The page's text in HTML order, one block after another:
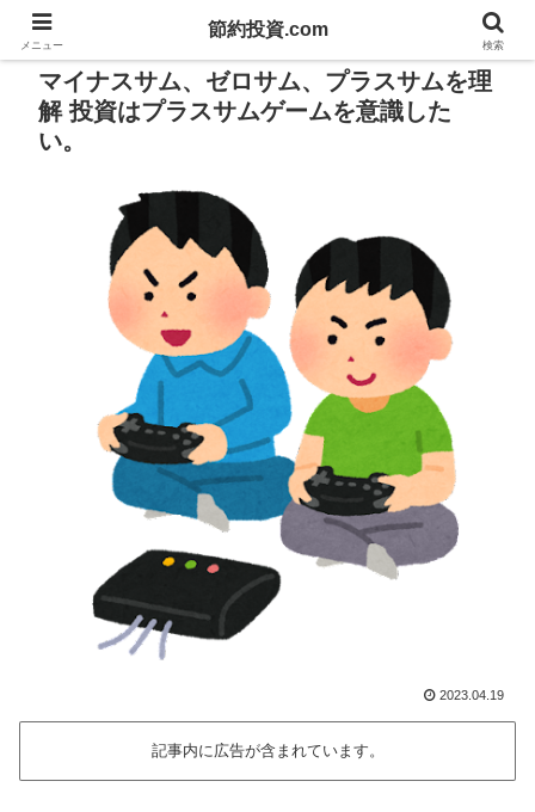
PR
マイナスサム、ゼロサム、プラスサムを理
解 投資はプラスサムゲームを意識した
い。
2023.04.19
記事内に広告が含まれています。
メニュー
節約投資.com
検索